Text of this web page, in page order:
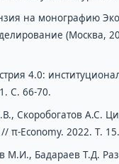
на монографию
(Москва,
4.0:
С. 66-70.
Скоробогатов А.С.
π-Economy. 2022. Т.
Бадараев Т.Д.